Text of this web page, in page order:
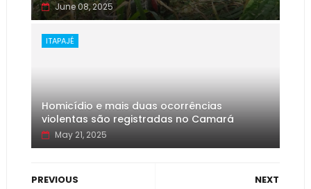
June 08, 2025
ITAPAJÉ
Homicídio e mais duas ocorrências
violentas são registradas no Camará
May 21, 2025
NEXT
PREVIOUS